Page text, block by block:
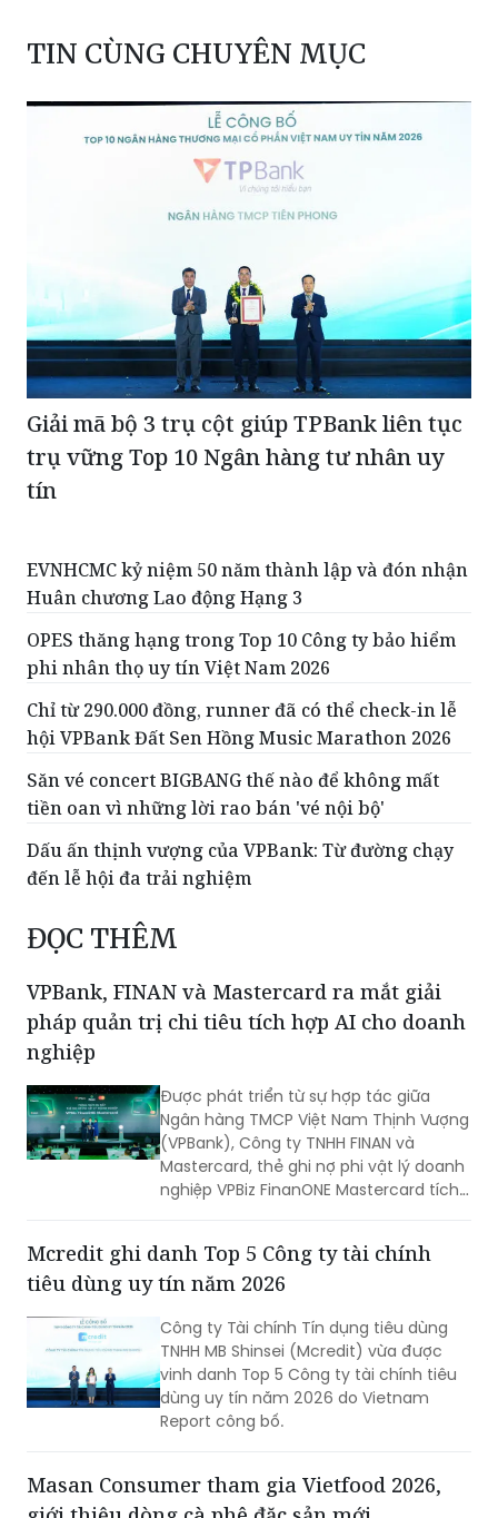
TIN CÙNG CHUYÊN MỤC
Giải mã bộ 3 trụ cột giúp TPBank liên tục
tín
EVNHCMC kỷ niệm 50 năm thành lập và đón nhận
Huân chương Lao động Hạng 3
OPES thăng hạng trong Top 10 Công ty bảo hiểm
phi nhân thọ uy tín Việt Nam 2026
Chỉ từ 290.000 đồng, runner đã có thể check-in lễ
hội VPBank Đất Sen Hồng Music Marathon 2026
Săn vé concert BIGBANG thế nào để không mất
tiền oan vì những lời rao bán 'vé nội bộ'
Dấu ấn thịnh vượng của VPBank: Từ đường chạy
đến lễ hội đa trải nghiệm
ĐỌC THÊM
VPBank, FINAN và Mastercard ra mắt giải
pháp quản trị chi tiêu tích hợp AI cho doanh
nghiệp
Được phát triển từ sự hợp tác giữa
Ngân hàng TMCP Việt Nam Thịnh Vượng
Mastercard, thẻ ghi nợ phi vật lý doanh
nghiệp VPBiz FinanONE Mastercard tích
hợp AI không chỉ là một phương thức
doanh nghiệp rút ngắn quy trình phê
duyệt chi tiêu, trao quyền chủ động
cho nhân viên nhưng vẫn kiểm soát
chặt chẽ ngân sách và dòng tiền theo
thời gian thực.
Mcredit ghi danh Top 5 Công ty tài chính
tiêu dùng uy tín năm 2026
Công ty Tài chính Tín dụng tiêu dùng
TNHH MB Shinsei (Mcredit) vừa được
dùng uy tín năm 2026 do Vietnam
Report công bố.